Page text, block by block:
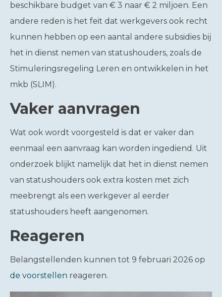
beschikbare budget van € 3 naar € 2 miljoen. Een
andere reden is het feit dat werkgevers ook recht
kunnen hebben op een aantal andere subsidies bij
het in dienst nemen van statushouders, zoals de
Stimuleringsregeling Leren en ontwikkelen in het
mkb (SLIM).
Vaker aanvragen
Wat ook wordt voorgesteld is dat er vaker dan
eenmaal een aanvraag kan worden ingediend. Uit
onderzoek blijkt namelijk dat het in dienst nemen
van statushouders ook extra kosten met zich
meebrengt als een werkgever al eerder
statushouders heeft aangenomen.
Reageren
Belangstellenden kunnen tot 9 februari 2026 op
de voorstellen reageren.